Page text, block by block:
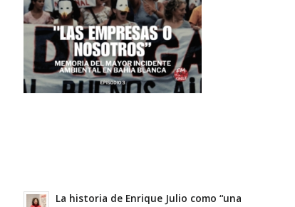
La historia de Enrique Julio como “una